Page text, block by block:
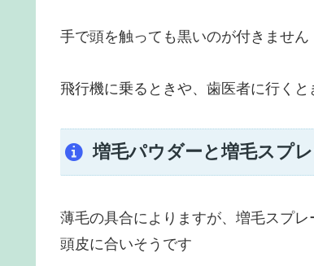
手で頭を触っても黒いのが付きません
飛行機に乗るときや、歯医者に行く
増毛パウダーと増毛スプ
薄毛の具合によりますが、増毛スプ
頭皮に合いそうです